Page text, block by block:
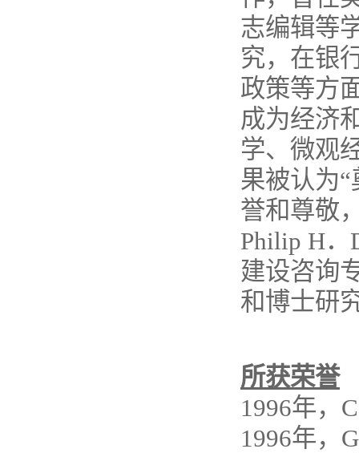
志编辑等
究，在银
政策等方
成为经济
学、微观
果被认为
誉和尊敬
Philip H．
建设咨询
和博士研
所获荣誉
1996年，
1996年，